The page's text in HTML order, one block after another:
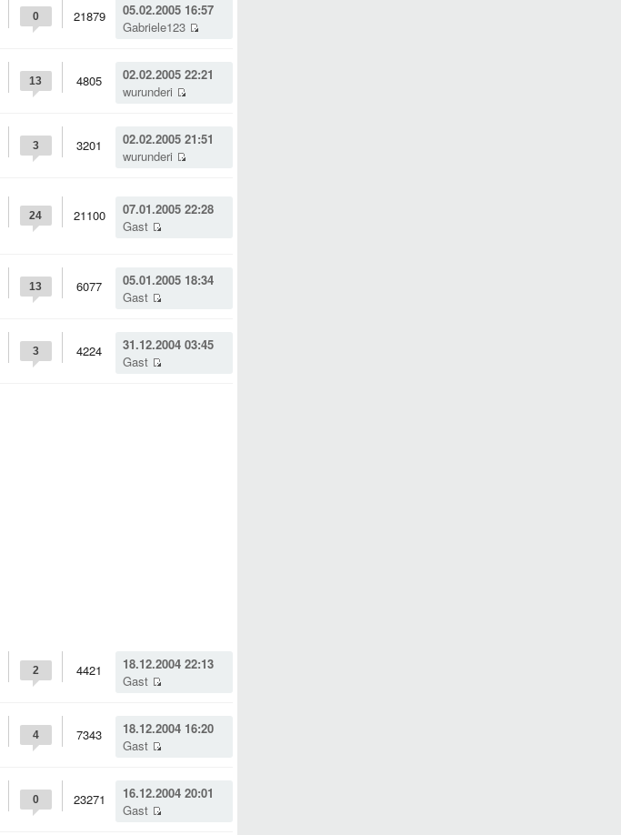
05.02.2005 16:57
Gabriele123
21879
0
02.02.2005 22:21
wurunderi
4805
13
02.02.2005 21:51
wurunderi
3201
3
07.01.2005 22:28
Gast
21100
24
05.01.2005 18:34
Gast
6077
13
31.12.2004 03:45
Gast
4224
3
18.12.2004 22:13
Gast
4421
2
18.12.2004 16:20
Gast
7343
4
16.12.2004 20:01
Gast
23271
0